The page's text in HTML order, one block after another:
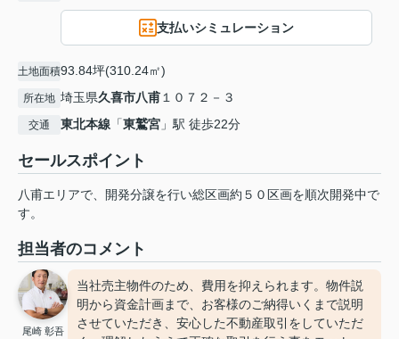
支払いシミュレーション
土地面積93.84坪(310.24㎡)
所在地 埼玉県久喜市八甫１０７２－３
交通 東北本線 「東鷲宮 」駅 徒歩22分
セールスポイント
八甫エリアで、開発分譲を行い総区画約５０区画を順次開発中で
す。
担当者のコメント
尾崎 彰吾
当社売主物件のため、費用を抑えられます。物件説
明から資金計画まで、お客様のご納得いくまで説明
させていただき、安心した不動産取引をしていただ